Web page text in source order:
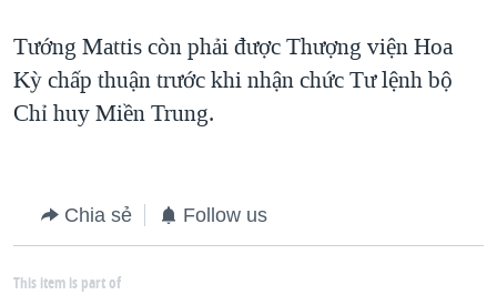
Tướng Mattis còn phải được Thượng viện Hoa
Kỳ chấp thuận trước khi nhận chức Tư lệnh bộ
Chỉ huy Miền Trung.
Chia sẻ Follow us
This item is part of